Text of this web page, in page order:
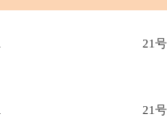
21
21